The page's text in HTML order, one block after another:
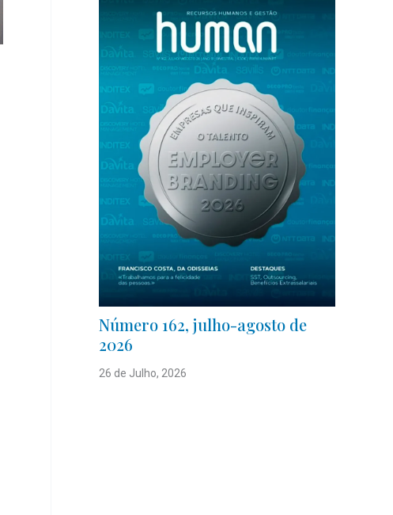
Número 162, julho-agosto de
2026
26 de Julho, 2026